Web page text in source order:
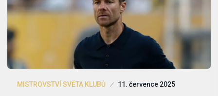
MISTROVSTVÍ SVĚTA KLUBŮ 11. července 2025